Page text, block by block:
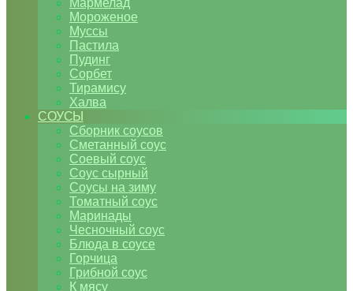
Мармелад
Мороженое
Муссы
Пастила
Пудинг
Сорбет
Тирамису
Халва
СОУСЫ
Сборник соусов
Сметанный соус
Соевый соус
Соус сырный
Соусы на зиму
Томатный соус
Маринады
Чесночный соус
Блюда в соусе
Горчица
Грибной соус
К мясу